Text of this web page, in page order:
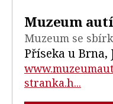
Muzeum
Muzeum se
Příseka u
stranka.h...